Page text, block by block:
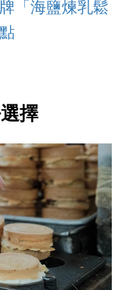
「海鹽煉乳鬆
擇